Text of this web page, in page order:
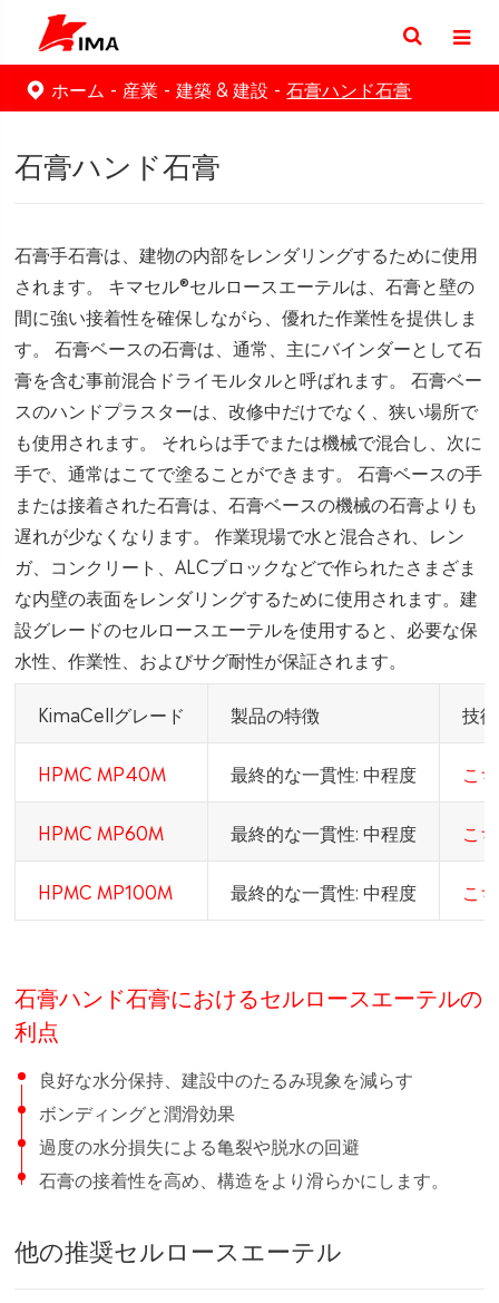
ホーム 産業 建築 & 建設 石膏ハンド石膏
石膏ハンド石膏
石膏手石膏は、建物の内部をレンダリングするために使用
されます。 キマセル®セルロースエーテルは、石膏と壁の
間に強い接着性を確保しながら、優れた作業性を提供しま
す。 石膏ベースの石膏は、通常、主にバインダーとして石
膏を含む事前混合ドライモルタルと呼ばれます。 石膏ベー
スのハンドプラスターは、改修中だけでなく、狭い場所で
も使用されます。 それらは手でまたは機械で混合し、次に
手で、通常はこてで塗ることができます。 石膏ベースの手
または接着された石膏は、石膏ベースの機械の石膏よりも
遅れが少なくなります。 作業現場で水と混合され、レン
ガ、コンクリート、ALCブロックなどで作られたさまざま
な内壁の表面をレンダリングするために使用されます。建
設グレードのセルロースエーテルを使用すると、必要な保
水性、作業性、およびサグ耐性が保証されます。
KimaCellグレード 製品の特徴 技
HPMC MP40M 最終的な一貫性: 中程度 こ
HPMC MP60M 最終的な一貫性: 中程度 こ
HPMC MP100M 最終的な一貫性: 中程度 こ
石膏ハンド石膏におけるセルロースエーテルの
利点
良好な水分保持、建設中のたるみ現象を減らす
ボンディングと潤滑効果
過度の水分損失による亀裂や脱水の回避
石膏の接着性を高め、構造をより滑らかにします。
他の推奨セルロースエーテル